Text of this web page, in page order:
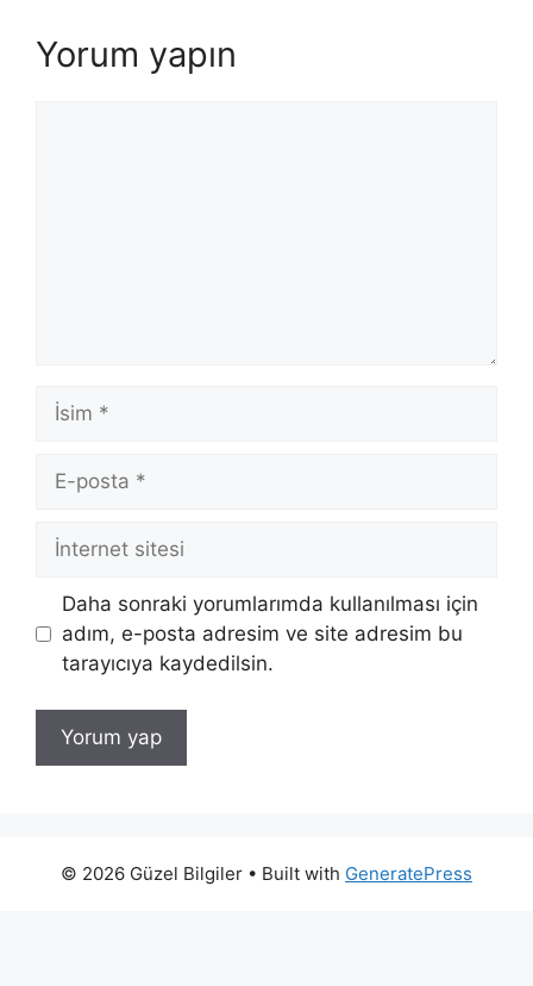
Yorum yapın
İsim
posta
İnternet
Daha sonraki yorumlarımda kullanılması için
adım, e-posta adresim ve site adresim bu
tarayıcıya kaydedilsin.
© 2026 Güzel Bilgiler • Built with GeneratePress